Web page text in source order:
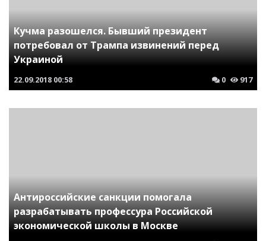
Кучма разошелся. Бывший президент
потребовал от Трампа извинений перед
Украиной
22.09.2018 00:58 0 917
Антироссийские санкции помогала
разрабатывать профессура Российской
экономической школы в Москве